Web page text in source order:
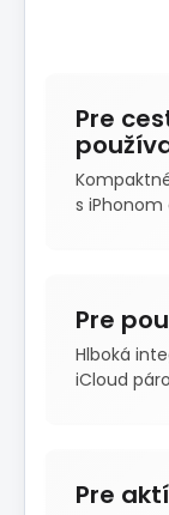
Pre
s iPhonom
Pre
Hlboká
iCloud
Pre